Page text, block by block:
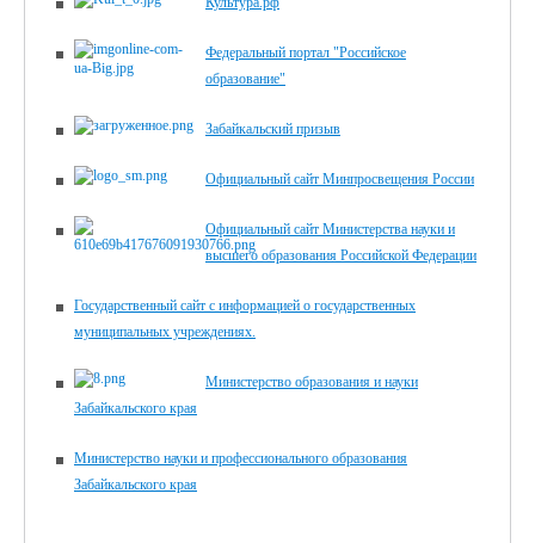
Федеральный портал "Российское
образование"
Забайкальский призыв
Официальный сайт Минпросвещения России
Официальный сайт Министерства науки и
высшего образования Российской Федерации
Государственный сайт с информацией о государственных
муниципальных учреждениях.
Министерство образования и науки
Забайкальского края
Министерство науки и профессионального образования
Забайкальского края